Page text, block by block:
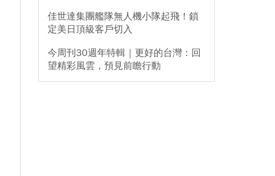
佳世達集團艦隊無人機小隊起飛！鎖
定美日頂級客戶切入
今周刊30週年特輯｜更好的台灣：回
望精彩風雲，預見前瞻行動